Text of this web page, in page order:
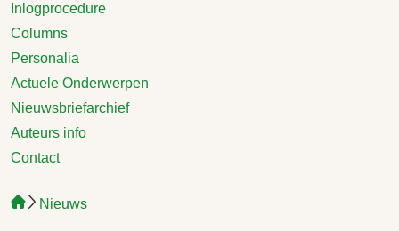
Inlogprocedure
Columns
Personalia
Actuele Onderwerpen
Nieuwsbriefarchief
Auteurs info
Contact
Nieuws